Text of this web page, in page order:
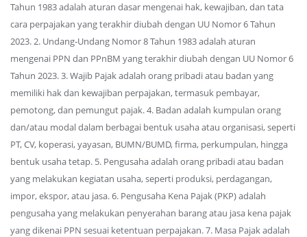
Tahun 1983 adalah aturan dasar mengenai hak, kewajiban, dan tata
cara perpajakan yang terakhir diubah dengan UU Nomor 6 Tahun
2023. 2. Undang-Undang Nomor 8 Tahun 1983 adalah aturan
mengenai PPN dan PPnBM yang terakhir diubah dengan UU Nomor 6
Tahun 2023. 3. Wajib Pajak adalah orang pribadi atau badan yang
memiliki hak dan kewajiban perpajakan, termasuk pembayar,
pemotong, dan pemungut pajak. 4. Badan adalah kumpulan orang
dan/atau modal dalam berbagai bentuk usaha atau organisasi, seperti
PT, CV, koperasi, yayasan, BUMN/BUMD, firma, perkumpulan, hingga
bentuk usaha tetap. 5. Pengusaha adalah orang pribadi atau badan
yang melakukan kegiatan usaha, seperti produksi, perdagangan,
impor, ekspor, atau jasa. 6. Pengusaha Kena Pajak (PKP) adalah
pengusaha yang melakukan penyerahan barang atau jasa kena pajak
yang dikenai PPN sesuai ketentuan perpajakan. 7. Masa Pajak adalah